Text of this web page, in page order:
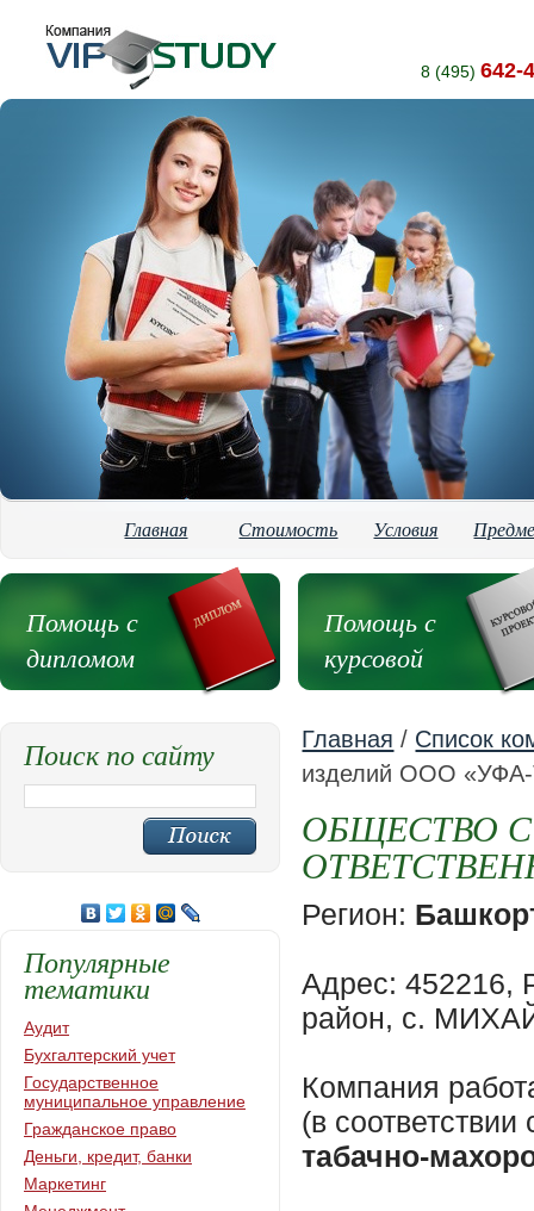
8 (495) 642-
Главная Стоимость Условия
Помощь с
дипломом
Помощь с
курсовой
Главная / Список
изделий ООО
ОБЩЕСТВО
Регион:
Адрес:
район, с.
Компания
(в
табачно-
Поиск по сайту
Популярные
тематики
Аудит
Бухгалтерский учет
Государственное
муниципальное управление
Гражданское право
Деньги, кредит, банки
Маркетинг